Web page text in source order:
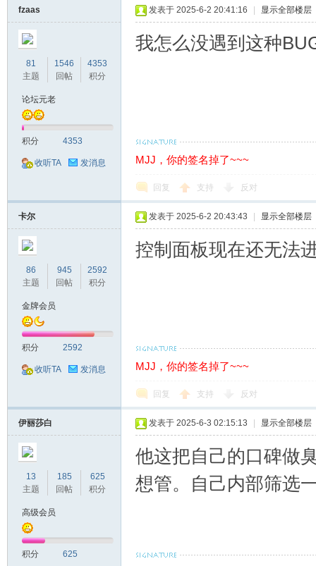
fzaas
81
主题
1546
回帖
4353
积分
论坛元老
积分 4353
收听TA 发消息
发表于 2025-6-2 20:41:16 显示全部楼层
我怎么没遇到这种
MJJ，你的签名掉了~~~
回复 支持 反对
卡尔
86
主题
945
回帖
2592
积分
金牌会员
积分 2592
收听TA 发消息
发表于 2025-6-2 20:43:43 显示全部楼层
控制面板现在还无法
MJJ，你的签名掉了~~~
回复 支持 反对
伊丽莎白
13
主题
185
回帖
625
积分
高级会员
积分 625
发表于 2025-6-3 02:15:13 显示全部楼层
他这把自己的口碑做
想管。自己内部筛选